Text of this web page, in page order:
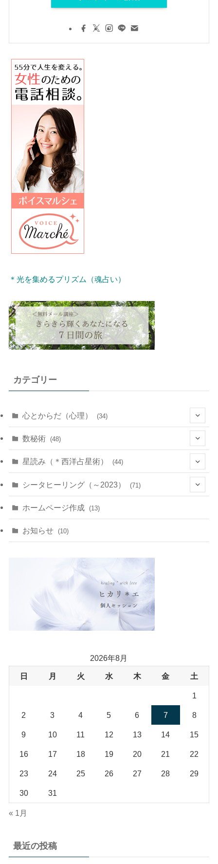
＊光を集めるプリズム（魂占い）
カテゴリー
心とからだ（心理） (34)
(1)
(22)
(7)
(4)
(7)
数秘術 (48)
(11)
(10)
星読み（＊西洋占星術） (44)
(11)
(8)
シータヒーリング（～2023） (71)
(14)
(18)
ホームページ作成 (13)
お知らせ (10)
2026年8月
日 月 火 水 木 金 土
1
2 3 4 5 6 7 8
9 10 11 12 13 14 15
16 17 18 19 20 21 22
23 24 25 26 27 28 29
30 31
« 1月
最近の投稿